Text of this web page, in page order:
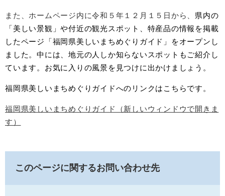
また、ホームページ内に令和５年１２月１５日から、 県内の
「美しい景観」や付近の観光スポット、特産品の情報を掲載
したページ「福岡県美しいまちめぐりガイド」をオープンし
ました。中には、地元の人しか知らないスポットもご紹介し
ています。お気に入りの風景を見つけに出かけましょう。
福岡県美しいまちめぐりガイドへのリンクはこちらです。
福岡県美しいまちめぐりガイド（新しいウィンドウで開きま
す）
このページに関するお問い合わせ先